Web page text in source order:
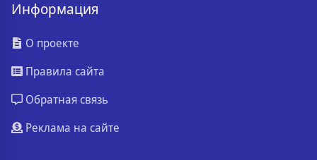
Информация
О проекте
Правила сайта
Обратная связь
Реклама на сайте